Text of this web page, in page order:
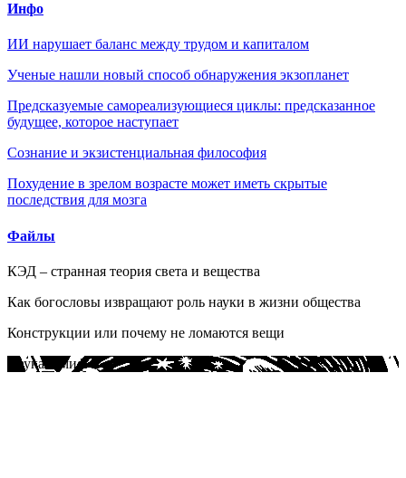
Инфо
ИИ нарушает баланс между трудом и капиталом
Ученые нашли новый способ обнаружения экзопланет
Предсказуемые самореализующиеся циклы: предсказанное
будущее, которое наступает
Сознание и экзистенциальная философия
Похудение в зрелом возрасте может иметь скрытые
последствия для мозга
Файлы
КЭД – странная теория света и вещества
Как богословы извращают роль науки в жизни общества
Конструкции или почему не ломаются вещи
Наука и миф